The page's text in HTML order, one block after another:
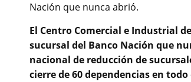
Nación que nunca abrió.
El Centro Comercial e Industrial
sucursal del Banco Nación que
nacional de reducción de
cierre de 60 dependencias en